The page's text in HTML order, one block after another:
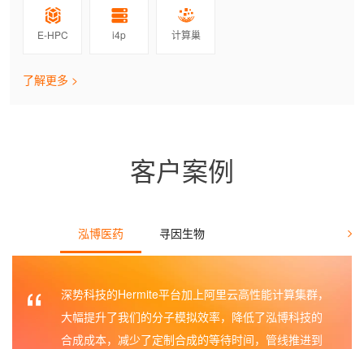
E-HPC i4p 计算巢
了解更多 >
客户案例
泓博医药 寻因生物
“
深势科技的Hermite平台加上阿里云高性能计算集群，
大幅提升了我们的分子模拟效率，降低了泓博科技的
合成成本，减少了定制合成的等待时间，管线推进到